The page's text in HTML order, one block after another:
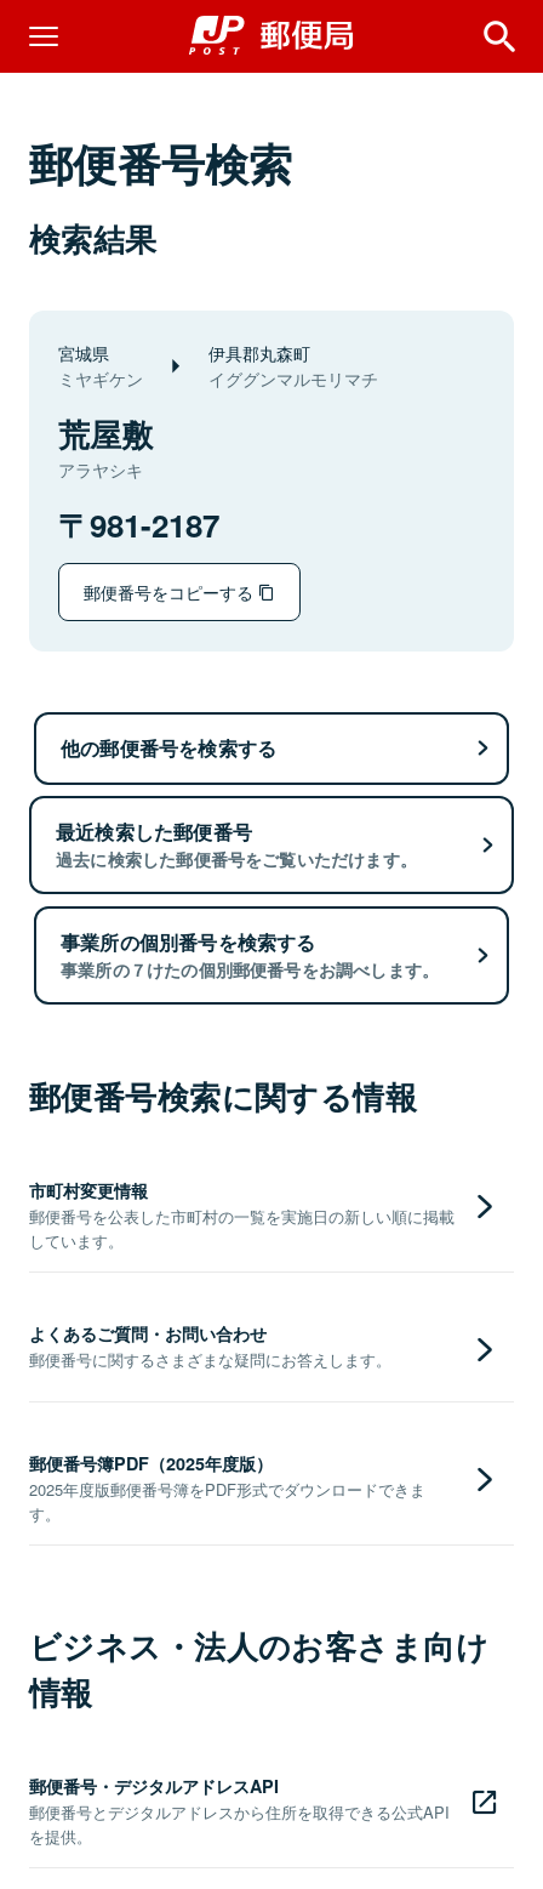
郵便番号検索
検索結果
宮城県
ミヤギケン
伊具郡丸森町
イググンマルモリマチ
荒屋敷
アラヤシキ
981-2187
郵便番号をコピーする
他の郵便番号を検索する
最近検索した郵便番号
過去に検索した郵便番号をご覧いただけます。
事業所の個別番号を検索する
事業所の７けたの個別郵便番号をお調べします。
郵便番号検索に関する情報
市町村変更情報
郵便番号を公表した市町村の一覧を実施日の新しい順に掲載
しています。
よくあるご質問・お問い合わせ
郵便番号に関するさまざまな疑問にお答えします。
郵便番号簿PDF（2025年度版）
2025年度版郵便番号簿をPDF形式でダウンロードできま
す。
ビジネス・法人のお客さま向け
情報
郵便番号・デジタルアドレスAPI
郵便番号とデジタルアドレスから住所を取得できる公式API
を提供。